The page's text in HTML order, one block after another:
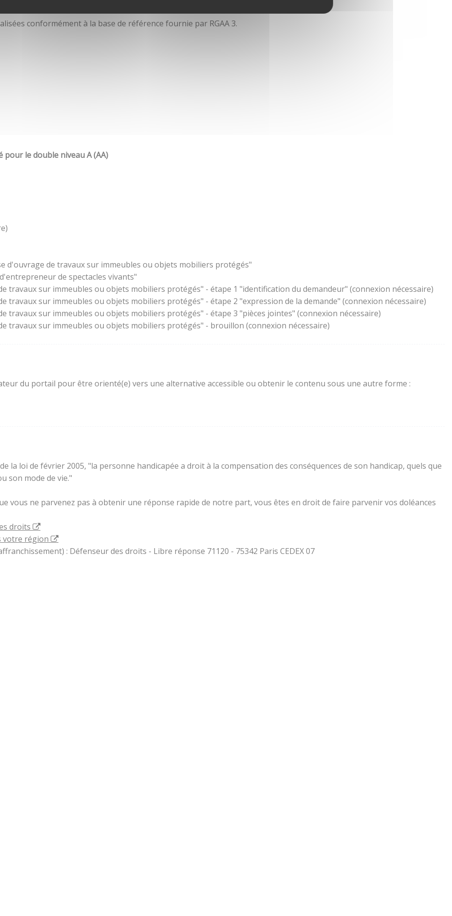
conformément à la base de référence fournie par RGAA 3.
le double niveau A (AA)
d'ouvrage de travaux sur immeubles ou objets mobiliers protégés"
de spectacles vivants"
travaux sur immeubles ou objets mobiliers protégés" - étape 1 "identification du demandeur" (connexion nécessaire)
travaux sur immeubles ou objets mobiliers protégés" - étape 2 "expression de la demande" (connexion nécessaire)
travaux sur immeubles ou objets mobiliers protégés" - étape 3 "pièces jointes" (connexion nécessaire)
travaux sur immeubles ou objets mobiliers protégés" - brouillon (connexion nécessaire)
du portail pour être orienté(e) vers une alternative accessible ou obtenir le contenu sous une autre forme :
la loi de février 2005, "la personne handicapée a droit à la compensation des conséquences de son handicap, quels que
son mode de vie."
vous ne parvenez pas à obtenir une réponse rapide de notre part, vous êtes en droit de faire parvenir vos doléances
droits
votre région
: Défenseur des droits - Libre réponse 71120 - 75342 Paris CEDEX 07